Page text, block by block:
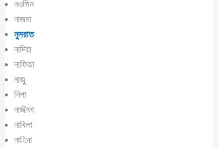
নওসিন
নাজমা
নুসরাত
নাদিয়া
নাফিজা
নাজু
নিপা
নাজীফা
নাবিলা
নাহিদা